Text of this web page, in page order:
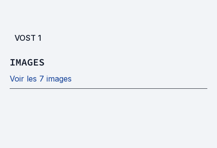
VOST 1
IMAGES
Voir les 7 images